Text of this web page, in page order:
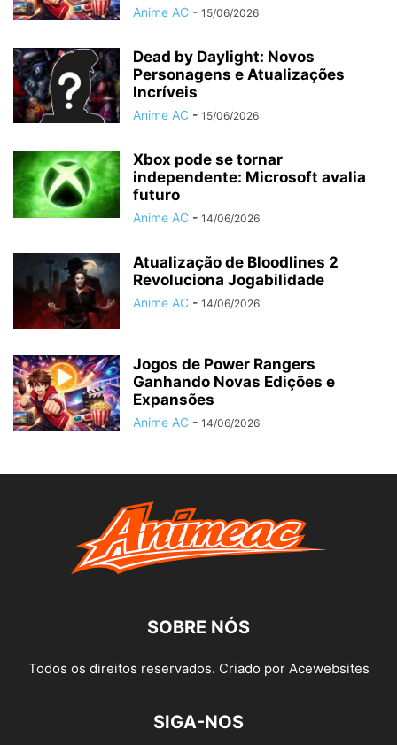
Anime AC - 15/06/2026
Dead by Daylight: Novos
Personagens e Atualizações
Incríveis
Anime AC - 15/06/2026
Xbox pode se tornar
independente: Microsoft avalia
futuro
Anime AC - 14/06/2026
Atualização de Bloodlines 2
Revoluciona Jogabilidade
Anime AC - 14/06/2026
Jogos de Power Rangers
Ganhando Novas Edições e
Expansões
Anime AC - 14/06/2026
SOBRE NÓS
Todos os direitos reservados. Criado por Acewebsites
SIGA-NOS